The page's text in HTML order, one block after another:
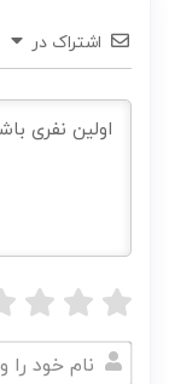
اشتراک در